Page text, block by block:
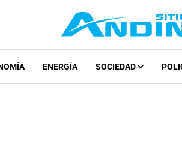
ENERGÍA SOCIEDAD